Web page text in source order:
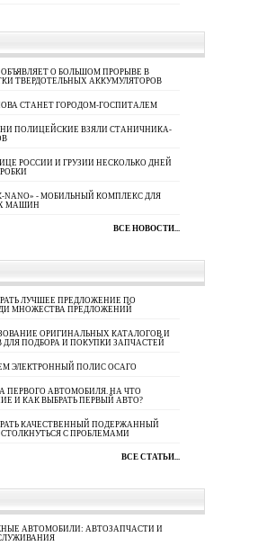
ОБЪЯВЛЯЕТ О БОЛЬШОМ ПРОРЫВЕ В
ТВЕРДОТЕЛЬНЫХ АККУМУЛЯТОРОВ
СТАНЕТ ГОРОДОМ-ГОСПИТАЛЕМ
ПОЛИЦЕЙСКИЕ ВЗЯЛИ СТАНИЧНИКА-
РОССИИ И ГРУЗИИ НЕСКОЛЬКО ДНЕЙ
NANO» - МОБИЛЬНЫЙ КОМПЛЕКС ДЛЯ
МАШИН
ВСЕ НОВОСТИ...
ЛУЧШЕЕ ПРЕДЛОЖЕНИЕ ПО
МНОЖЕСТВА ПРЕДЛОЖЕНИЙ
ОРИГИНАЛЬНЫХ КАТАЛОГОВ И
ДЛЯ ПОДБОРА И ПОКУПКИ ЗАПЧАСТЕЙ
ЭЛЕКТРОННЫЙ ПОЛИС ОСАГО
ПЕРВОГО АВТОМОБИЛЯ. НА ЧТО
И КАК ВЫБРАТЬ ПЕРВЫЙ АВТО?
КАЧЕСТВЕННЫЙ ПОДЕРЖАННЫЙ
С ПРОБЛЕМАМИ
ВСЕ СТАТЬИ...
АВТОМОБИЛИ: АВТОЗАПЧАСТИ И